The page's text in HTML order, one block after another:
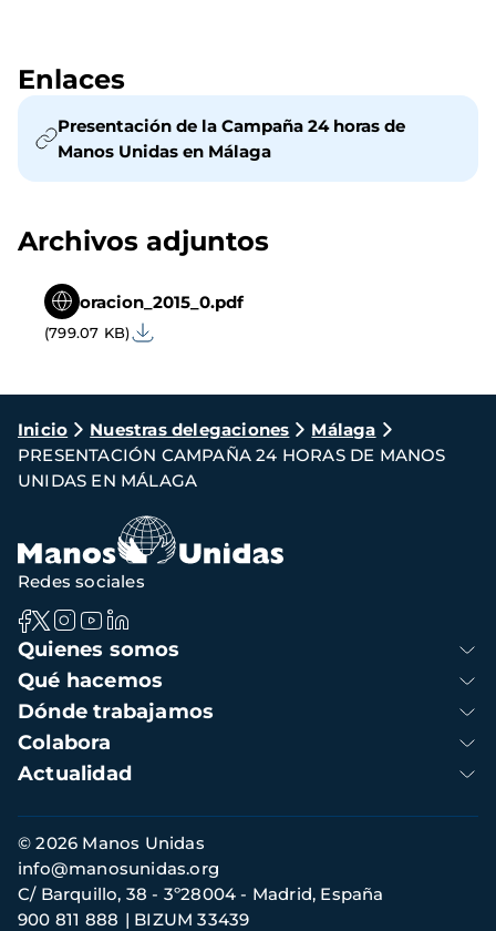
Enlaces
Presentación de la Campaña 24 horas de
Manos Unidas en Málaga
Archivos adjuntos
oracion_2015_0.pdf
(799.07 KB)
Ruta
de
navegación
Inicio Nuestras delegaciones
Málaga
PRESENTACIÓN CAMPAÑA 24 HORAS DE MANOS
UNIDAS EN MÁLAGA
Navegación
principal
Quienes somos
Qué hacemos
Dónde trabajamos
Colabora
Actualidad
Redes sociales
Información
de
contacto
© 2026 Manos Unidas
C/ Barquillo, 38 - 3º28004 - Madrid, España
900 811 888
BIZUM 33439
info@manosunidas.org